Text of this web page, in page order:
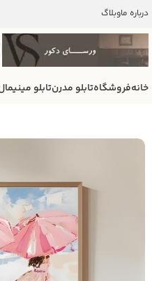
درباره ماوبلاگ
خانهفروشگاهتابلو مدرنتابلو